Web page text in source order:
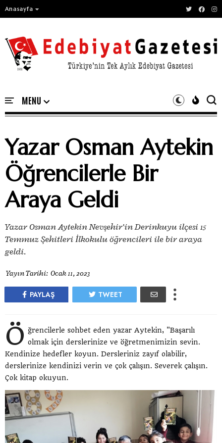
Anasayfa
Yazar Osman Aytekin
Öğrencilerle Bir
Araya Geldi
Yazar Osman Aytekin Nevşehir’in Derinkuyu ilçesi 15
Temmuz Şehitleri İlkokulu öğrencileri ile bir araya
geldi.
Yayın Tarihi: Ocak 11, 2023
PAYLAŞ TWEET
Ö ğrencilerle sohbet eden yazar Aytekin, "Başarılı
olmak için derslerinize ve öğretmenimizin sevin.
Kendinize hedefler koyun. Dersleriniz zayıf olabilir,
derslerinize kendinizi verin ve çok çalışın. Severek çalışın.
Çok kitap okuyun.